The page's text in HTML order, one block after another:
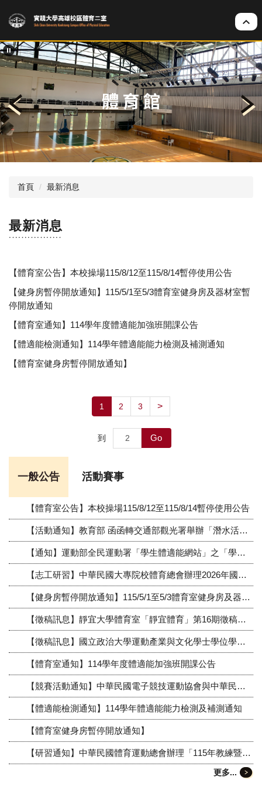
到
要
內
容
首頁 最新消息
最新消息
【體育室公告】本校操場115/8/12至115/8/14暫停使用公告
【健身房暫停開放通知】115/5/1至5/3體育室健身房及器材室暫
停開放通知
【體育室通知】114學年度體適能加強班開課公告
【體適能檢測通知】114學年體適能能力檢測及補測通知
【體育室健身房暫停開放通知】
1 2 3 >
到 Go
一般公告 活動賽事
【體育室公告】本校操場115/8/12至115/8/14暫停使用公告
【活動通知】教育部 函函轉交通部觀光署舉辦「潛水活動（含浮潛、水肺潛水及自由潛水）管理指引業務宣導講習會」活動公告
【通知】運動部全民運動署「學生體適能網站」之「學生運動與跑步」上傳與查詢功能訂於115年9月30日起停止服務公告
【志工研習】中華民國大專院校體育總會辦理2026年國際賽會志工講習會公告
【健身房暫停開放通知】115/5/1至5/3體育室健身房及器材室暫停開放通知
【徵稿訊息】靜宜大學體育室「靜宜體育」第16期徵稿資訊公告
【徵稿訊息】國立政治大學運動產業與文化學士學位學程舉辦「2026 全國學生政大運動文學獎」徵稿公告
【體育室通知】114學年度體適能加強班開課公告
【競賽活動通知】中華民國電子競技運動協會與中華民國大專院校體育總會及緯來電視台共同主辦之「NBA2K26大專電競籃球賽」活動公告
【體適能檢測通知】114學年體適能能力檢測及補測通知
【體育室健身房暫停開放通知】
【研習通知】中華民國體育運動總會辦理「115年教練暨裁判增能進修研習會（第4梯次）高雄場」活動通知
更多...